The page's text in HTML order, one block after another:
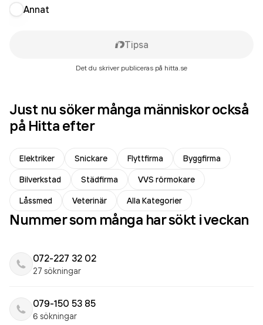
Annat
Tipsa
Det du skriver publiceras på hitta.se
Just nu söker många människor också
på Hitta efter
Elektriker Snickare Flyttfirma
Byggfirma
Bilverkstad
Städfirma
VVS rörmokare
Låssmed
Veterinär Alla Kategorier
Nummer som många har sökt i veckan
072-227 32 02
27 sökningar
079-150 53 85
6 sökningar